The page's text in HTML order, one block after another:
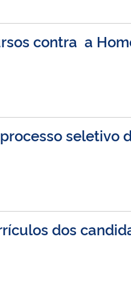
contra a
dos